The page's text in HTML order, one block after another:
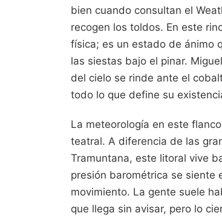
bien cuando consultan el
recogen los toldos. En este
física; es un estado de ánimo
las siestas bajo el pinar.
del cielo se rinde ante el
todo lo que define su
La meteorología en este
teatral. A diferencia de las
Tramuntana, este litoral vive
presión barométrica se siente
movimiento. La gente suele
que llega sin avisar, pero lo